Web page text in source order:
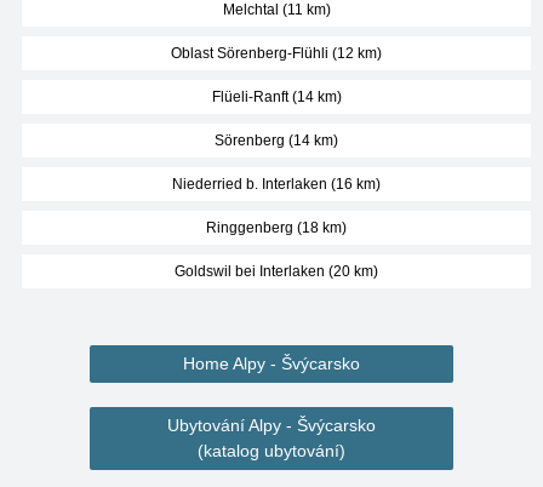
Melchtal (11 km)
Oblast Sörenberg-Flühli (12 km)
Flüeli-Ranft (14 km)
Sörenberg (14 km)
Niederried b. Interlaken (16 km)
Ringgenberg (18 km)
Goldswil bei Interlaken (20 km)
Home Alpy - Švýcarsko
Ubytování Alpy - Švýcarsko
(katalog ubytování)